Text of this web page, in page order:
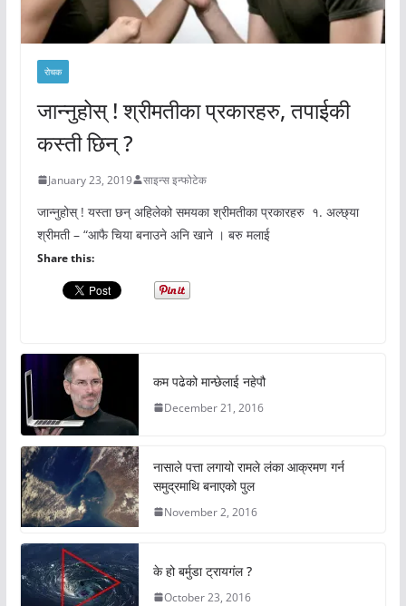
रोचक
जान्नुहोस् ! श्रीमतीका प्रकारहरु, तपाईकी
कस्ती छिन् ?
January 23, 2019 साइन्स इन्फोटेक
जान्नुहोस् ! यस्ता छन् अहिलेको समयका श्रीमतीका प्रकारहरु १. अल्छ्या
श्रीमती – “आफै चिया बनाउने अनि खाने । बरु मलाई
Share this:
कम पढेको मान्छेलाई नहेपौ
December 21, 2016
नासाले पत्ता लगायो रामले लंका आक्रमण गर्न
समुद्रमाथि बनाएको पुल
November 2, 2016
के हो बर्मुडा ट्रायगंल ?
October 23, 2016